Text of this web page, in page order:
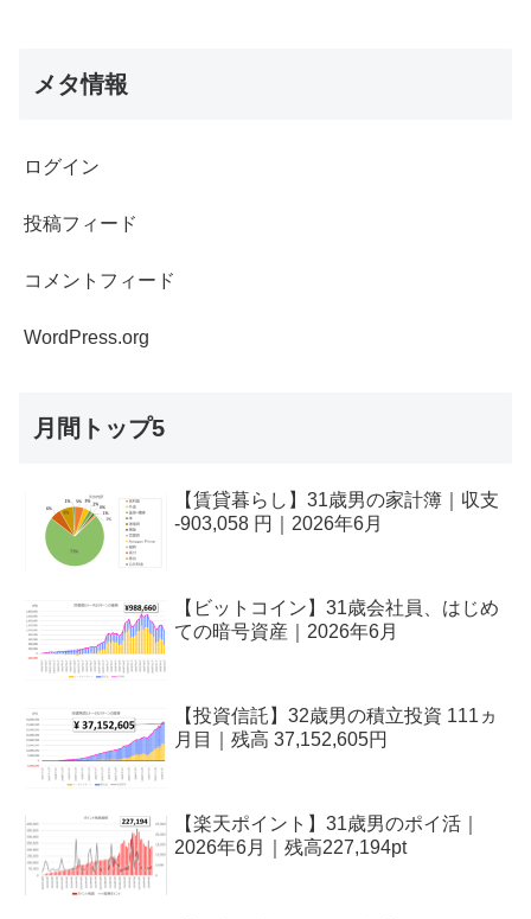
メタ情報
ログイン
投稿フィード
コメントフィード
WordPress.org
月間トップ5
【賃貸暮らし】31歳男の家計簿｜収支
-903,058 円｜2026年6月
【ビットコイン】31歳会社員、はじめ
ての暗号資産｜2026年6月
【投資信託】32歳男の積立投資 111ヵ
月目｜残高 37,152,605円
【楽天ポイント】31歳男のポイ活｜
2026年6月｜残高227,194pt